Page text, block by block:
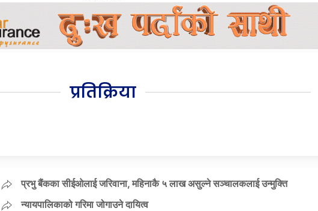
प्रतिक्रिया
प्रभु बैंकका सीईओलाई जरिवाना, महिनाकै ५ लाख असुल्ने सञ्चालकलाई उन्मुक्ति
न्यायपालिकाको गरिमा जोगाउने दायित्व